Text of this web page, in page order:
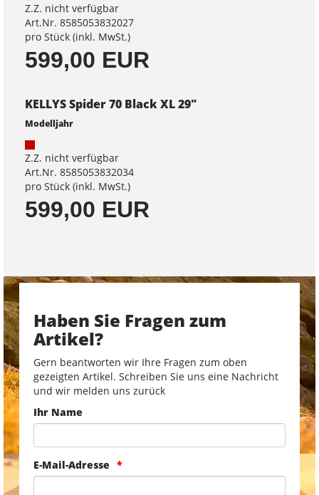
Z.Z. nicht verfügbar
Art.Nr. 8585053832027
pro Stück (inkl. MwSt.)
599,00 EUR
KELLYS Spider 70 Black XL 29"
Modelljahr
Z.Z. nicht verfügbar
Art.Nr. 8585053832034
pro Stück (inkl. MwSt.)
599,00 EUR
Haben Sie Fragen zum
Artikel?
Gern beantworten wir Ihre Fragen zum oben
gezeigten Artikel. Schreiben Sie uns eine Nachricht
und wir melden uns zurück
Ihr Name
E-Mail-Adresse